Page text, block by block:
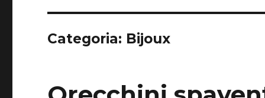
Categoria: Bijoux